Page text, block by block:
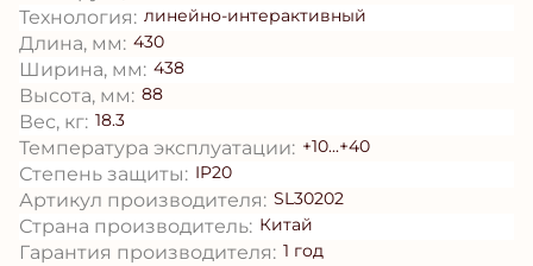
Технология: линейно-интерактивный
Длина, мм: 430
Ширина, мм: 438
Высота, мм: 88
Вес, кг: 18.3
Температура эксплуатации: +10...+40
Степень защиты: IP20
Артикул производителя: SL30202
Страна производитель: Китай
Гарантия производителя: 1 год